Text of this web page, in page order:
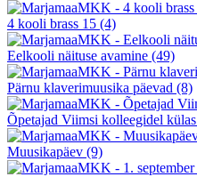
4 kooli brass 15 (4)
Eelkooli näituse avamine (49)
Pärnu klaverimuusika päevad (8)
Õpetajad Viimsi kolleegidel külas
Muusikapäev (9)